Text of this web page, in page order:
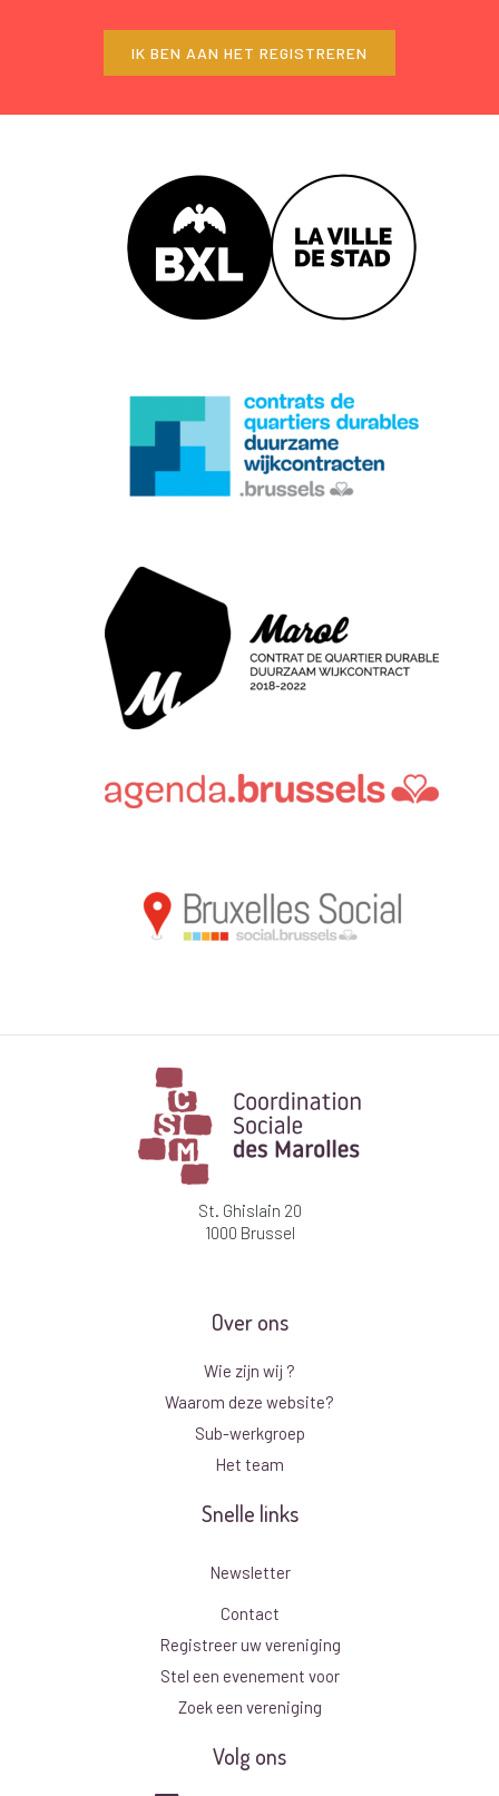
IK BEN AAN HET REGISTREREN
St. Ghislain 20
1000 Brussel
Over ons
Wie zijn wij ?
Waarom deze website?
Sub-werkgroep
Het team
Snelle links
Newsletter
Contact
Registreer uw vereniging
Stel een evenement voor
Zoek een vereniging
Volg ons